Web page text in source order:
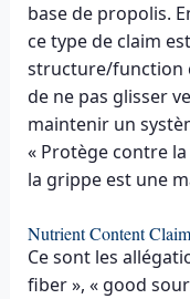
base de propolis.
ce type de claim
structure/function
de ne pas glisser
maintenir un
« Protège contre
la grippe est une
Nutrient Content
Ce sont les
fiber », « good